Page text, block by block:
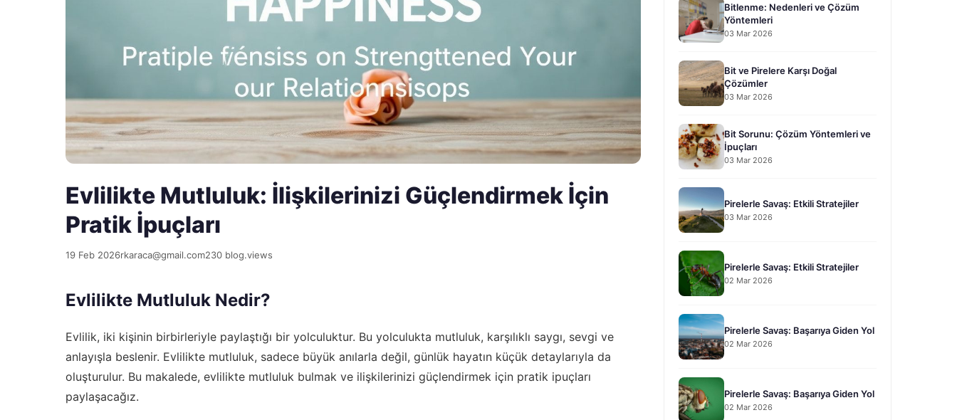
Evlilikte Mutluluk: İlişkilerinizi Güçlendirmek İçin
Pratik İpuçları
19 Feb 2026rkaraca@gmail.com230 blog.views
Evlilikte Mutluluk Nedir?
Evlilik, iki kişinin birbirleriyle paylaştığı bir yolculuktur. Bu yolculukta mutluluk, karşılıklı saygı, sevgi ve
anlayışla beslenir. Evlilikte mutluluk, sadece büyük anılarla değil, günlük hayatın küçük detaylarıyla da
oluşturulur. Bu makalede, evlilikte mutluluk bulmak ve ilişkilerinizi güçlendirmek için pratik ipuçları
paylaşacağız.
Bitlenme: Nedenleri ve Çözüm
Yöntemleri
03 Mar 2026
Bit ve Pirelere Karşı Doğal
Çözümler
03 Mar 2026
Bit Sorunu: Çözüm Yöntemleri ve
İpuçları
03 Mar 2026
Pirelerle Savaş: Etkili Stratejiler
03 Mar 2026
Pirelerle Savaş: Etkili Stratejiler
02 Mar 2026
Pirelerle Savaş: Başarıya Giden Yol
02 Mar 2026
Pirelerle Savaş: Başarıya Giden Yol
02 Mar 2026